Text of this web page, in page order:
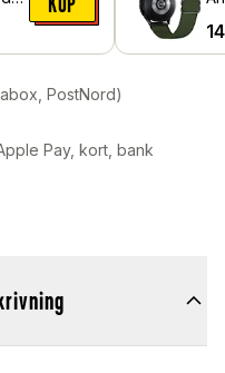
PostNord)
Pay, kort, bank